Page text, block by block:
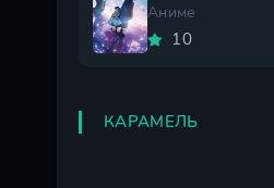
Аниме
10
КАРАМЕЛЬ